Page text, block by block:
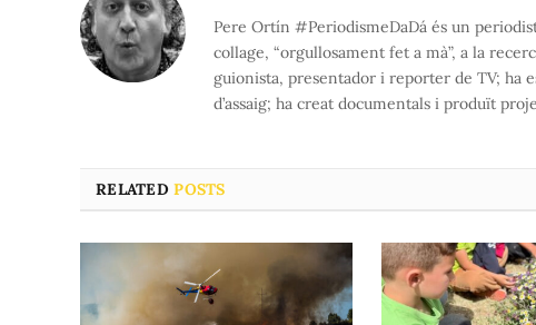
Pere Ortín #PeriodismeDaDá és un
collage, “orgullosament fet a mà”, a la
guionista, presentador i reporter de TV; ha
d’assaig; ha creat documentals i produït
RELATEDPOSTS